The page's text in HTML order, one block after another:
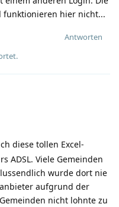
funktionieren hier nicht...
Antworten
diese tollen Excel-
ADSL. Viele Gemeinden
wurde dort nie
aufgrund der
nicht lohnte zu